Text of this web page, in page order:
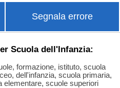
Segnala errore
Scuola dell'Infanzia:
formazione, istituto, scuola
dell'infanzia, scuola primaria,
elementare, scuole superiori